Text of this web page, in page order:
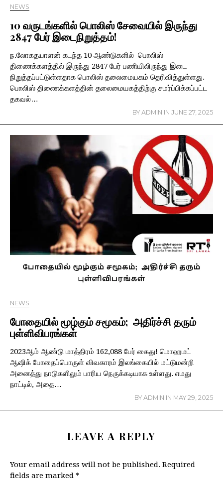
NEWS
10 வருடங்களில் பொலிஸ் சேவையில் இருந்து
2847 பேர் இடைநிறுத்தம்!
ந.லோகதயாளன் கடந்த 10 ஆண்டுகளில் பொலிஸ்
திணைக்களத்தில் இருந்து 2847 பேர் பணியிலிருந்து இடை
நிறுத்தப்பட்டுள்ளதாக பொலிஸ் தலைமையகம் தெரிவித்துள்ளது.
பொலிஸ் திணைக்களத்தின் தலைமையகத்திற்கு சமர்ப்பிக்கப்பட்ட
தகவல்…
BY ADMIN IN JUNE 27, 2025
NEWS
போதையில் மூழ்கும் சமூகம்; அதிர்ச்சி தரும்
புள்ளிவிபரங்கள்
2023ஆம் ஆண்டு மாத்திரம் 162,088 பேர் கைது! மொஹமட்
ஆஷிக் போதைப்பொருள் விவகாரம் இலங்கையில் மட்டுமன்றி
அனைத்து நாடுகளிலும் பாரிய நெருக்கடியாக உள்ளது. எமது
நாட்டில், அதை…
BY ADMIN IN MAY 29, 2025
LEAVE A REPLY
Your email address will not be published. Required
fields are marked *